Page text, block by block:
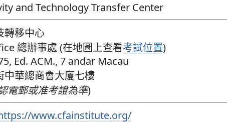
and Technology Transfer Center
轉移中心
總辦事處 (在地圖上查看考試位置)
Ed. ACM., 7 andar Macau
中華總商會大廈七樓
電郵或准考證為準)
www.cfainstitute.org/